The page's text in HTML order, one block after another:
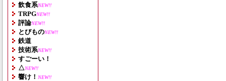
飲食系NEW!!
TRPGNEW!!
評論NEW!!
とびものNEW!!
鉄道
技術系NEW!!
すごーい！
△NEW!!
響け！ NEW!!